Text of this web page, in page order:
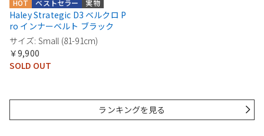
実物
ベストセラー
HOT
Haley Strategic D3 ベルクロ P
ro インナーベルト ブラック
サイズ: Small (81-91cm)
￥9,900
SOLD OUT
ランキングを見る